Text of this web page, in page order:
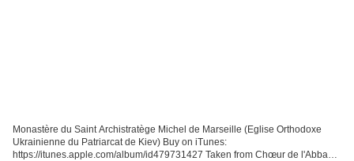
Monastère du Saint Archistratège Michel de Marseille (Eglise Orthodoxe
Ukrainienne du Patriarcat de Kiev) Buy on iTunes:
https://itunes.apple.com/album/id479731427 Taken from Chœur de l'Abbaye